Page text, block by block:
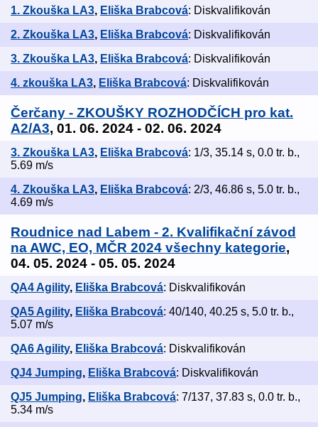
1. Zkouška LA3, Eliška Brabcová: Diskvalifikován
2. Zkouška LA3, Eliška Brabcová: Diskvalifikován
3. Zkouška LA3, Eliška Brabcová: Diskvalifikován
4. zkouška LA3, Eliška Brabcová: Diskvalifikován
Čerčany - ZKOUŠKY ROZHODČÍCH pro kat.
A2/A3, 01. 06. 2024 - 02. 06. 2024
3. Zkouška LA3, Eliška Brabcová: 1/3, 35.14 s, 0.0 tr. b.,
5.69 m/s
4. Zkouška LA3, Eliška Brabcová: 2/3, 46.86 s, 5.0 tr. b.,
4.69 m/s
Roudnice nad Labem - 2. Kvalifikační závod
na AWC, EO, MČR 2024 všechny kategorie,
04. 05. 2024 - 05. 05. 2024
QA4 Agility, Eliška Brabcová: Diskvalifikován
QA5 Agility, Eliška Brabcová: 40/140, 40.25 s, 5.0 tr. b.,
5.07 m/s
QA6 Agility, Eliška Brabcová: Diskvalifikován
QJ4 Jumping, Eliška Brabcová: Diskvalifikován
QJ5 Jumping, Eliška Brabcová: 7/137, 37.83 s, 0.0 tr. b.,
5.34 m/s